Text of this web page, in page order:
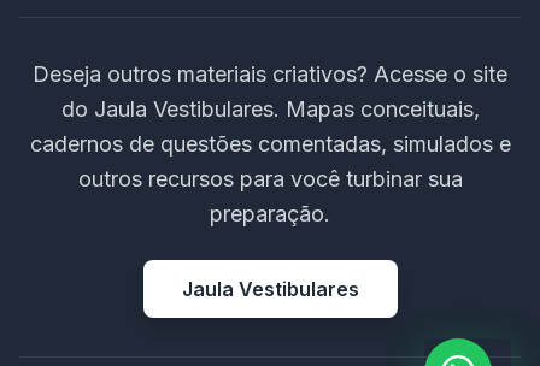
Deseja outros materiais criativos? Acesse o site
do Jaula Vestibulares. Mapas conceituais,
cadernos de questões comentadas, simulados e
outros recursos para você turbinar sua
preparação.
Jaula Vestibulares